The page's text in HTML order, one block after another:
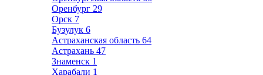
Оренбург 29
Орск 7
Бузулук 6
Астраханская область 64
Астрахань 47
Знаменск 1
Харабали 1